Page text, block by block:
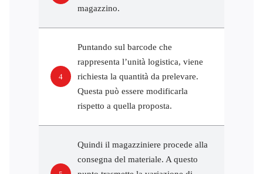
magazzino.
4
Puntando sul barcode che
rappresenta l’unità logistica, viene
richiesta la quantità da prelevare.
Questa può essere modificarla
rispetto a quella proposta.
Quindi il magazziniere procede alla
consegna del materiale. A questo